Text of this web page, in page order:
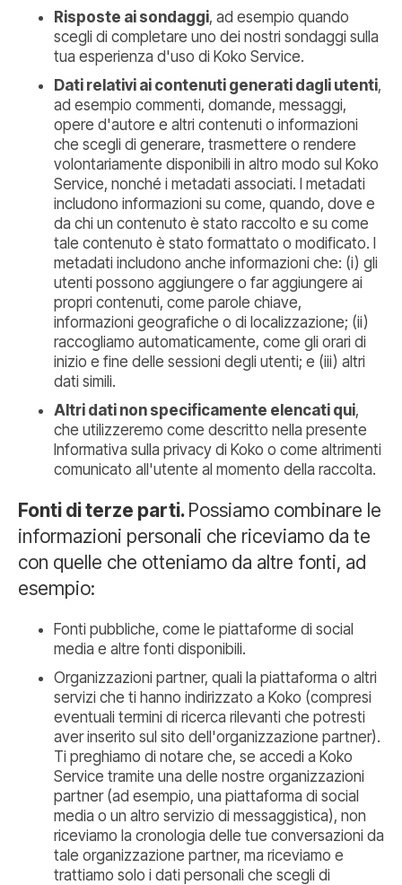
Risposte ai sondaggi, ad esempio quando
scegli di completare uno dei nostri sondaggi sulla
tua esperienza d'uso di Koko Service.
Dati relativi ai contenuti generati dagli utenti,
ad esempio commenti, domande, messaggi,
opere d'autore e altri contenuti o informazioni
che scegli di generare, trasmettere o rendere
volontariamente disponibili in altro modo sul Koko
Service, nonché i metadati associati. I metadati
includono informazioni su come, quando, dove e
da chi un contenuto è stato raccolto e su come
tale contenuto è stato formattato o modificato. I
metadati includono anche informazioni che: (i) gli
utenti possono aggiungere o far aggiungere ai
propri contenuti, come parole chiave,
informazioni geografiche o di localizzazione; (ii)
raccogliamo automaticamente, come gli orari di
inizio e fine delle sessioni degli utenti; e (iii) altri
dati simili.
Altri dati non specificamente elencati qui,
che utilizzeremo come descritto nella presente
Informativa sulla privacy di Koko o come altrimenti
comunicato all'utente al momento della raccolta.
Fonti di terze parti. Possiamo combinare le
informazioni personali che riceviamo da te
con quelle che otteniamo da altre fonti, ad
esempio:
Fonti pubbliche, come le piattaforme di social
media e altre fonti disponibili.
Organizzazioni partner, quali la piattaforma o altri
servizi che ti hanno indirizzato a Koko (compresi
eventuali termini di ricerca rilevanti che potresti
aver inserito sul sito dell'organizzazione partner).
Ti preghiamo di notare che, se accedi a Koko
Service tramite una delle nostre organizzazioni
partner (ad esempio, una piattaforma di social
media o un altro servizio di messaggistica), non
riceviamo la cronologia delle tue conversazioni da
tale organizzazione partner, ma riceviamo e
trattiamo solo i dati personali che scegli di